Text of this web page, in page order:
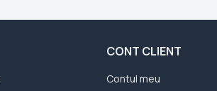
CONT CLIENT
Contul meu